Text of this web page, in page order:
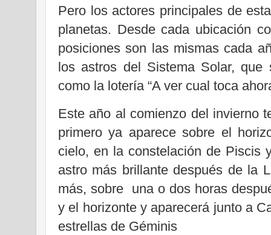
Pero los actores principales de
planetas. Desde cada ubicación
posiciones son las mismas cada
los astros del Sistema Solar,
como la lotería “A ver cual toca
Este año al comienzo del invierno
primero ya aparece sobre el
cielo, en la constelación de Piscis
astro más brillante después de la
más, sobre una o dos horas
y el horizonte y aparecerá junto a
estrellas de Géminis